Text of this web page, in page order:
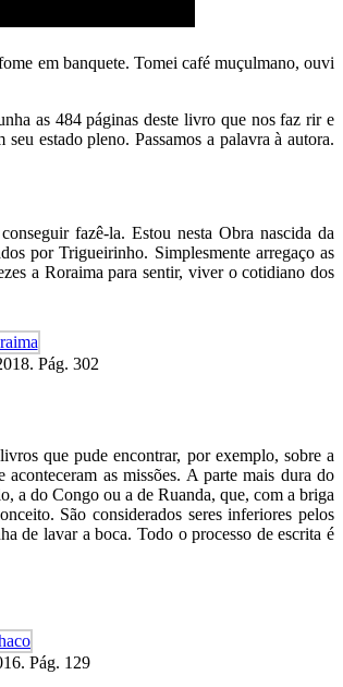
em banquete. Tomei café muçulmano, ouvi
as 484 páginas deste livro que nos faz rir e
estado pleno. Passamos a palavra à autora.
fazê-la. Estou nesta Obra nascida da
por Trigueirinho. Simplesmente arregaço as
a Roraima para sentir, viver o cotidiano dos
Pág. 302
que pude encontrar, por exemplo, sobre a
as missões. A parte mais dura do
a do Congo ou a de Ruanda, que, com a briga
São considerados seres inferiores pelos
de lavar a boca. Todo o processo de escrita é
Pág. 129